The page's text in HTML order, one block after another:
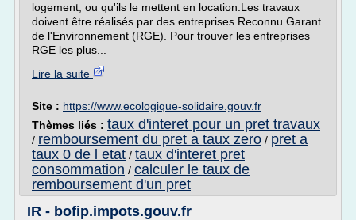
logement, ou qu'ils le mettent en location.Les travaux
doivent être réalisés par des entreprises Reconnu Garant
de l'Environnement (RGE). Pour trouver les entreprises
RGE les plus...
Lire la suite
Site : https://www.ecologique-solidaire.gouv.fr
Thèmes liés : taux d'interet pour un pret travaux
/ remboursement du pret a taux zero / pret a
taux 0 de l etat / taux d'interet pret
consommation / calculer le taux de
remboursement d'un pret
IR - bofip.impots.gouv.fr